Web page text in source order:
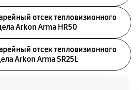
отсек тепловизионного
Arkon Arma HR50
отсек тепловизионного
Arkon Arma SR25L